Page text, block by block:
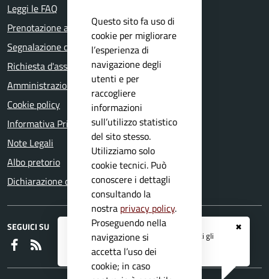
✖
Registrati ai serviziAPP IO
e ricevi tutti gli
aggiornamenti dall'Ente
Leggi le FAQ
Prenotazione appuntamento
Segnalazione disservizio
Richiesta d'assistenza
Amministrazione trasparente
Cookie policy
Informativa Privacy
Note Legali
Albo pretorio
Dichiarazione di accessibilità
SEGUICI SU
Faceboook
Questo sito fa uso di
cookie per migliorare
l’esperienza di
navigazione degli
utenti e per
raccogliere
informazioni
sull’utilizzo statistico
del sito stesso.
Utilizziamo solo
cookie tecnici. Può
conoscere i dettagli
consultando la
nostra privacy policy.
Proseguendo nella
navigazione si
accetta l’uso dei
cookie; in caso